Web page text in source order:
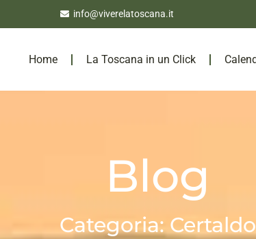
info@viverelatoscana.it
Home La Toscana in un Click
Blog
Categoria: Certaldo